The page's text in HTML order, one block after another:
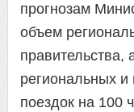
прогнозам
объем
правительства,
региональных
поездок на 100